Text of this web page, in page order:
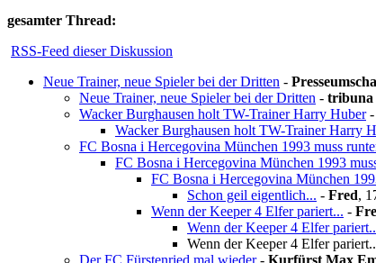
gesamter Thread:
RSS-Feed dieser Diskussion
Neue Trainer, neue Spieler bei der Dritten -
Neue Trainer, neue Spieler bei der Dritten - tribuna
Wacker Burghausen holt TW-Trainer Harry Huber-
Wacker Burghausen holt TW-Trainer Harry
FC Bosna i Hercegovina München 1993 muss
FC Bosna i Hercegovina München 1993
FC Bosna i Hercegovina München
Schon geil eigentlich... - Fred,
Wenn der Keeper 4 Elfer pariert... -
Wenn der Keeper 4 Elfer
Wenn der Keeper 4 Elfer
Der FC Fürstenried mal wieder- Kurfürst Max